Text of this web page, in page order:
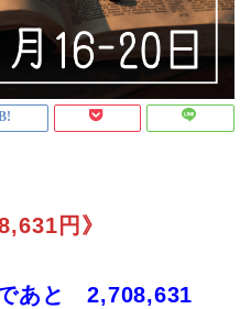
円》
であと 2,708,631